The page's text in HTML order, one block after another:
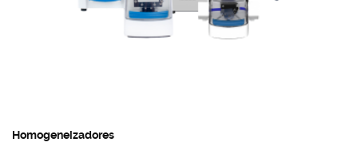
Homogeneizadores